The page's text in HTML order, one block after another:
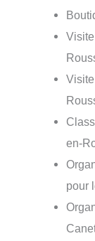
en-
pour